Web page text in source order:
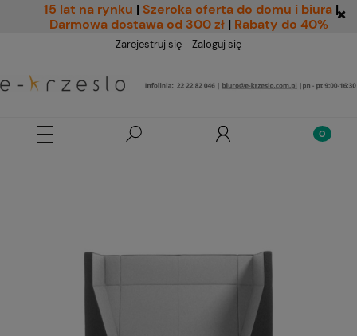
15 lat na rynku | Szeroka oferta do domu i biura |
Darmowa dostawa od 300 zł | Rabaty do 40%
Zarejestruj się Zaloguj się